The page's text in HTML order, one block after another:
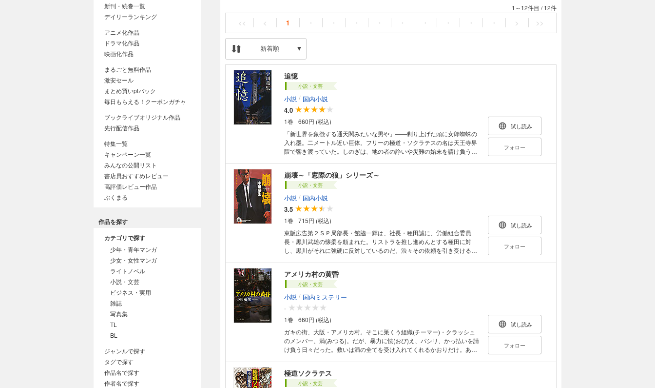
1～12件目 /12件
<< < 1 ・ ・ ・ ・ ・ ・ ・ ・ ・ > >>
新着順
追憶
小説・文芸
小説 / 国内小説
4.0
1巻
660円 (税込)
「新世界を象徴する通天閣みたいな男や」――剃り上げた頭に女郎蜘蛛の
入れ墨。二メートル近い巨体。フリーの極道・ソクラテスの名は天王寺界
隈で響き渡っていた。しのぎは、地の者の諍いや災難の始末を請け負うこ
感動の傑作！（『さよならソクラテス』改題）
試し読み
フォロー
崩壊～「窓際の狼」シリーズ～
小説・文芸
小説 / 国内小説
3.5
1巻
715円 (税込)
東阪広告第２ＳＰ局部長・館脇一輝は、社長・種田誠に、労働組合委員
長・黒川武雄の懐柔を頼まれた。リストラを推し進めんとする種田に対
し、黒川がそれに強硬に反対しているのだ。渋々その依頼を引き受ける館
試し読み
フォロー
アメリカ村の黄昏
小説・文芸
小説 / 国内ミステリー
-
1巻
660円 (税込)
ガキの街、大阪・アメリカ村。そこに巣くう組織(チーマー)・クラッシュ
のメンバー、満(みつる)。だが、暴力に怯(おび)え、パシリ、かっ払いを請
け負う日々だった。救いは満の全てを受け入れてくれるかおりだけ。ある
愛、裏切り、逃亡……十代の生き様を鮮烈に描く!(『聖・少年』改題)
試し読み
フォロー
極道ソクラテス
小説・文芸
新刊・続巻一覧
デイリーランキング
アニメ化作品
ドラマ化作品
映画化作品
まるごと無料作品
激安セール
まとめ買いptバック
毎日もらえる！クーポンガチャ
ブックライブオリジナル作品
先行配信作品
特集一覧
キャンペーン一覧
みんなの公開リスト
書店員おすすめレビュー
高評価レビュー作品
ぶくまる
作品を探す
カテゴリで探す
少年・青年マンガ
少女・女性マンガ
ライトノベル
小説・文芸
ビジネス・実用
雑誌
写真集
TL
BL
ジャンルで探す
タグで探す
作品名で探す
作者名で探す